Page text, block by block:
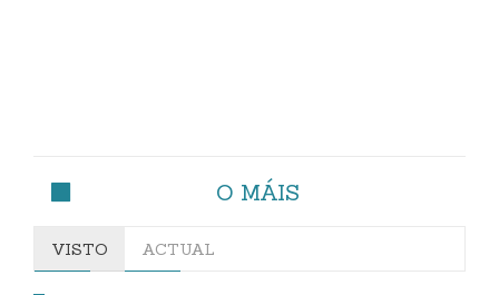
O MÁIS
VISTO ACTUAL